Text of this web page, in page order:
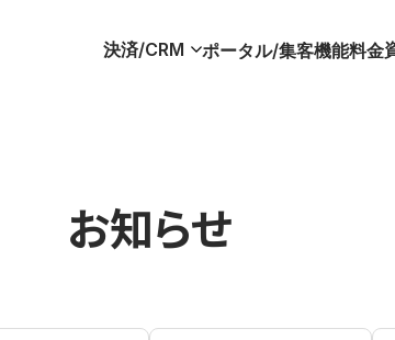
決済/CRM ポータル/集客機能料金
お知らせ